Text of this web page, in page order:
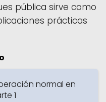
pública sirve como
prácticas
normal en
1